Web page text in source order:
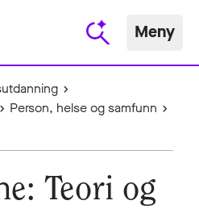
Meny
Person, helse og samfunn
Teori og